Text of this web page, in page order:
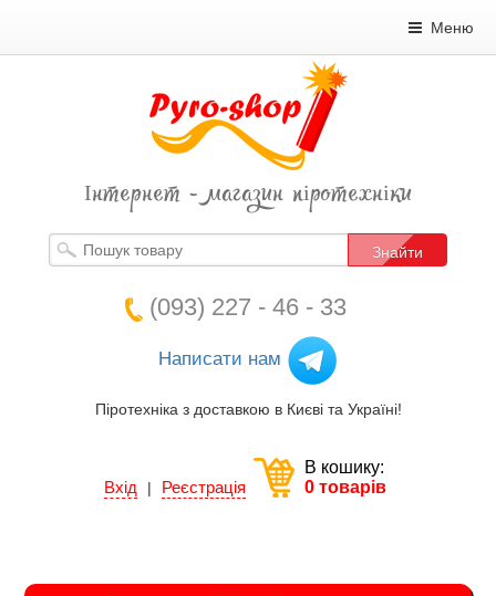
Меню
Інтернет - магазин піротехніки
Знайти
(093) 227 - 46 - 33
Написати нам
Піротехніка з доставкою в Києві та Україні!
Вхід | Реєстрація
В кошику:
0 товарів